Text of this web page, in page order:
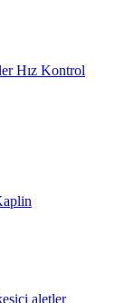
Hız Kontrol
aletler